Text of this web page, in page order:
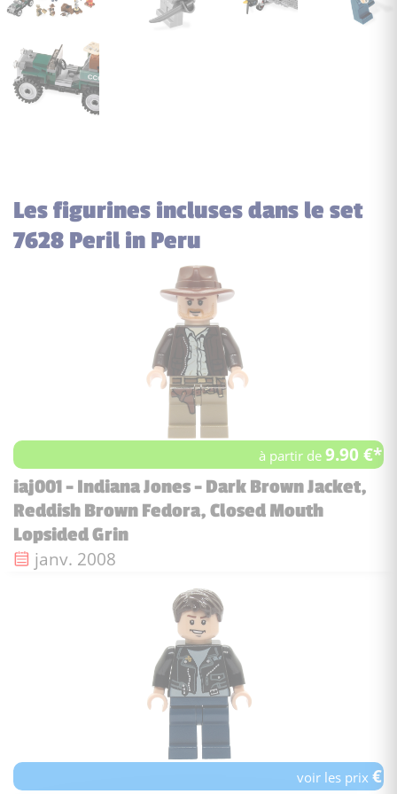
Les figurines incluses dans le set
7628 Peril in Peru
à partir de9.90 €*
iaj001 - Indiana Jones - Dark Brown Jacket,
Reddish Brown Fedora, Closed Mouth
Lopsided Grin
Date de sortie :
janv. 2008
voir les prix€